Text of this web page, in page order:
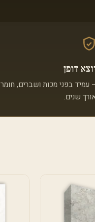
דופן
בפני מכות ושברים, חומר
שנים.